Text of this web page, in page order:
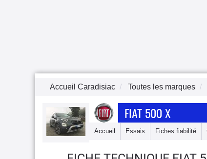
Accueil Caradisiac Toutes les marques
FIAT 500 X
Accueil Essais Fiches fiabilité